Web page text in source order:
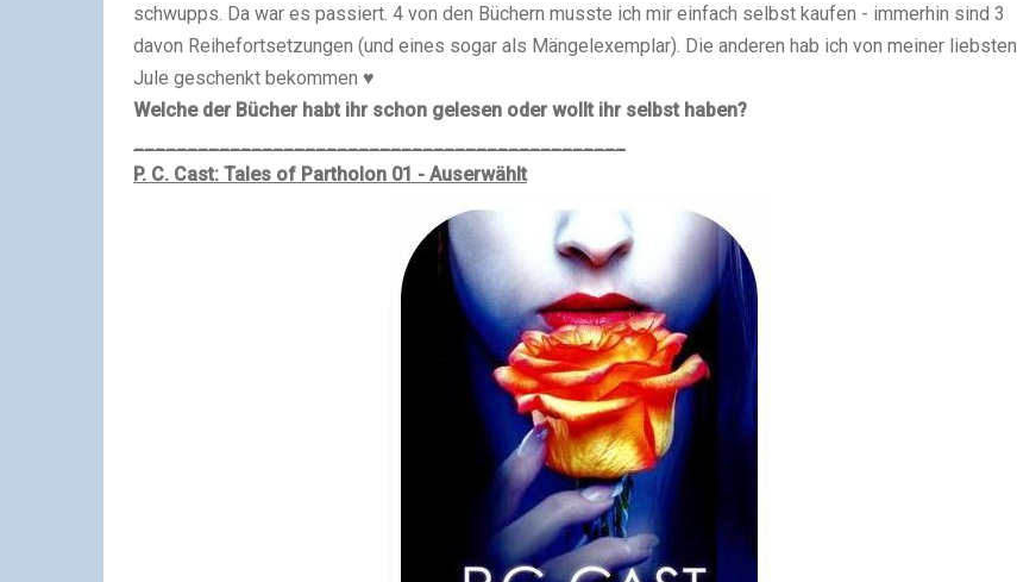
schwupps. Da war es passiert. 4 von den Büchern musste ich mir einfach selbst kaufen - immerhin sind 3
davon Reihefortsetzungen (und eines sogar als Mängelexemplar). Die anderen hab ich von meiner liebsten
Jule geschenkt bekommen ♥
Welche der Bücher habt ihr schon gelesen oder wollt ihr selbst haben?
P. C. Cast: Tales of Partholon 01 - Auserwählt